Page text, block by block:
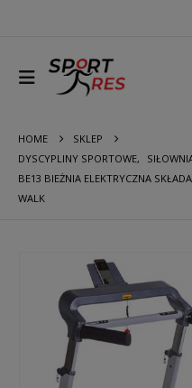
HOME
SKLEP
DYSCYPLINY SPORTOWE,
BE13 BIEŻNIA ELEKTRYCZNA
WALK